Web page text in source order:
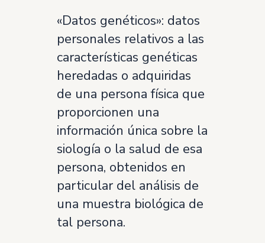
«Datos genéticos»: datos
personales relativos a las
características genéticas
heredadas o adquiridas
de una persona física que
proporcionen una
información única sobre la
siología o la salud de esa
persona, obtenidos en
particular del análisis de
una muestra biológica de
tal persona.